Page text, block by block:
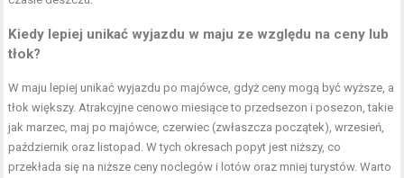
Kiedy lepiej unikać wyjazdu w maju ze względu na ceny lub
tłok?
W maju lepiej unikać wyjazdu po majówce, gdyż ceny mogą być wyższe, a
tłok większy. Atrakcyjne cenowo miesiące to przedsezon i posezon, takie
jak marzec, maj po majówce, czerwiec (zwłaszcza początek), wrzesień,
październik oraz listopad. W tych okresach popyt jest niższy, co
przekłada się na niższe ceny noclegów i lotów oraz mniej turystów. Warto